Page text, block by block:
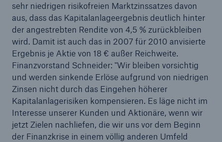
sehr niedrigen risikofreien Marktzinssatzes davon
aus, dass das Kapitalanlageergebnis deutlich hinter
der angestrebten Rendite von 4,5 % zurückbleiben
wird. Damit ist auch das in 2007 für 2010 anvisierte
Ergebnis je Aktie von 18 € außer Reichweite.
Finanzvorstand Schneider: "Wir bleiben vorsichtig
und werden sinkende Erlöse aufgrund von niedrigen
Zinsen nicht durch das Eingehen höherer
Kapitalanlagerisiken kompensieren. Es läge nicht im
Interesse unserer Kunden und Aktionäre, wenn wir
jetzt Zielen nachliefen, die wir uns vor dem Beginn
der Finanzkrise in einem völlig anderen Umfeld